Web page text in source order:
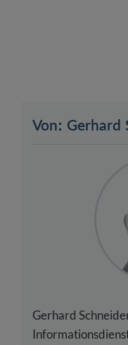
Von: Gerhard
Gerhard